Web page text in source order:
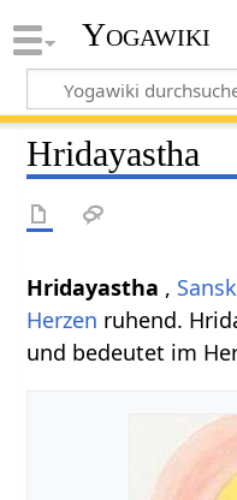
Yogawiki
Hridayastha
Hridayastha ,
Herzen ruhend.
und bedeutet im